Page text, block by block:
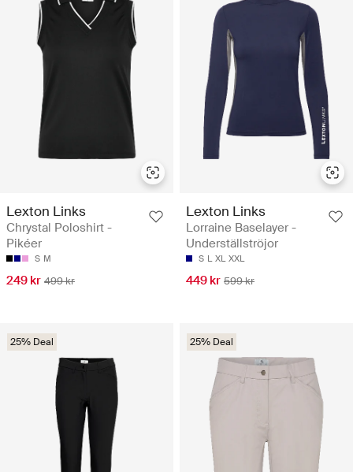
Lexton Links
Chrystal Poloshirt -
Pikéer
S M
249 kr 499 kr
Lexton Links
Lorraine Baselayer -
Underställströjor
S L XL XXL
449 kr 599 kr
25% Deal 25% Deal